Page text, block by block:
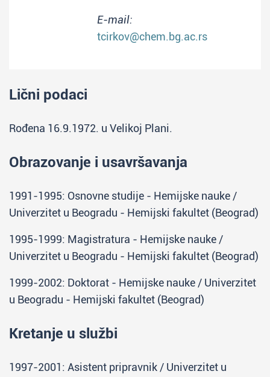
E-mail:
tcirkov@chem.bg.ac.rs
Lični podaci
Rođena 16.9.1972. u Velikoj Plani.
Obrazovanje i usavršavanja
1991-1995: Osnovne studije - Hemijske nauke /
Univerzitet u Beogradu - Hemijski fakultet (Beograd)
1995-1999: Magistratura - Hemijske nauke /
Univerzitet u Beogradu - Hemijski fakultet (Beograd)
1999-2002: Doktorat - Hemijske nauke / Univerzitet
u Beogradu - Hemijski fakultet (Beograd)
Kretanje u službi
1997-2001: Asistent pripravnik / Univerzitet u